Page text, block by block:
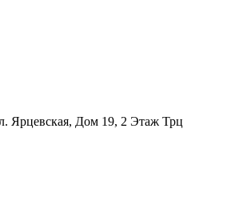
Ярцевская, Дом 19, 2 Этаж Трц